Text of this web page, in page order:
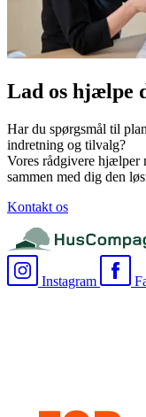
Lad os hjælpe
Har du spørgsmål til
indretning og tilvalg?
Vores rådgivere hjælper
sammen med dig den
Kontakt os
Instagram